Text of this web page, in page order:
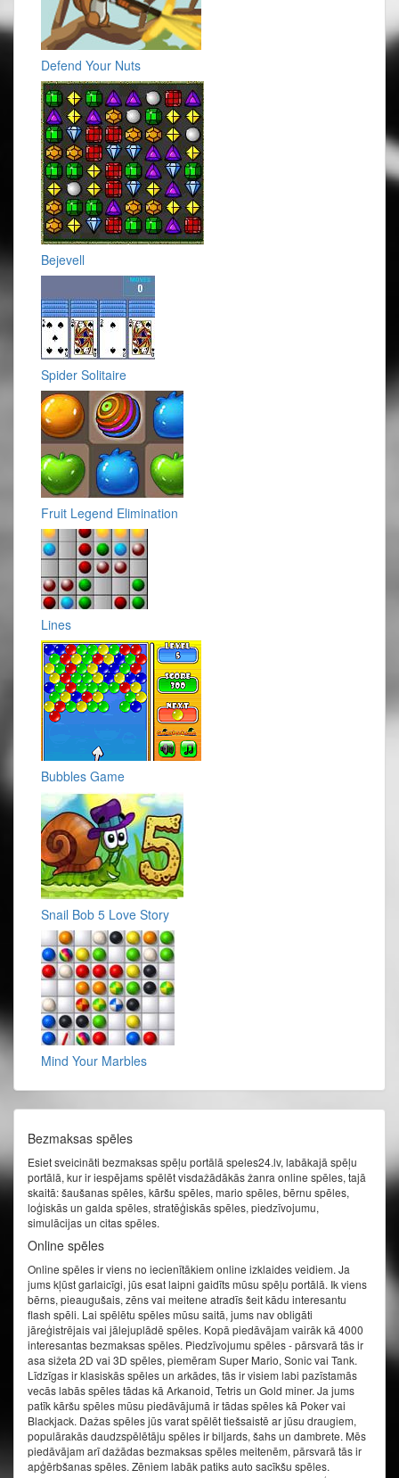
Defend Your Nuts
Bejevell
Spider Solitaire
Fruit Legend Elimination
Lines
Bubbles Game
Snail Bob 5 Love Story
Mind Your Marbles
Bezmaksas spēles
Esiet sveicināti bezmaksas spēļu portālā speles24.lv, labākajā spēļu
portālā, kur ir iespējams spēlēt visdažādākās žanra online spēles, tajā
skaitā: šaušanas spēles, kāršu spēles, mario spēles, bērnu spēles,
loģiskās un galda spēles, stratēģiskās spēles, piedzīvojumu,
simulācijas un citas spēles.
Online spēles
Online spēles ir viens no iecienītākiem online izklaides veidiem. Ja
jums kļūst garlaicīgi, jūs esat laipni gaidīts mūsu spēļu portālā. Ik viens
bērns, pieaugušais, zēns vai meitene atradīs šeit kādu interesantu
flash spēli. Lai spēlētu spēles mūsu saitā, jums nav obligāti
jāreģistrējais vai jālejuplādē spēles. Kopā piedāvājam vairāk kā 4000
interesantas bezmaksas spēles. Piedzīvojumu spēles - pārsvarā tās ir
asa sižeta 2D vai 3D spēles, piemēram Super Mario, Sonic vai Tank.
Līdzīgas ir klasiskās spēles un arkādes, tās ir visiem labi pazīstamās
vecās labās spēles tādas kā Arkanoid, Tetris un Gold miner. Ja jums
patīk kāršu spēles mūsu piedāvājumā ir tādas spēles kā Poker vai
Blackjack. Dažas spēles jūs varat spēlēt tiešsaistē ar jūsu draugiem,
populārakās daudzspēlētāju spēles ir biljards, šahs un dambrete. Mēs
piedāvājam arī dažādas bezmaksas spēles meitenēm, pārsvarā tās ir
apģērbšanas spēles. Zēniem labāk patiks auto sacīkšu spēles.